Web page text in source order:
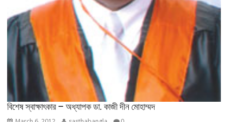
বিশেষ স্বাক্ষাৎকার – অধ্যাপক ডা. কাজী দীন মোহাম্মদ